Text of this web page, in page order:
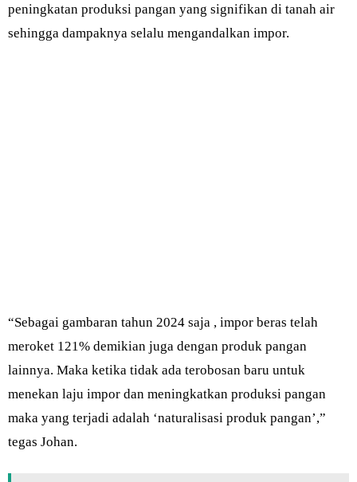
peningkatan produksi pangan yang signifikan di tanah air
sehingga dampaknya selalu mengandalkan impor.
“Sebagai gambaran tahun 2024 saja , impor beras telah
meroket 121% demikian juga dengan produk pangan
lainnya. Maka ketika tidak ada terobosan baru untuk
menekan laju impor dan meningkatkan produksi pangan
maka yang terjadi adalah ‘naturalisasi produk pangan’,”
tegas Johan.